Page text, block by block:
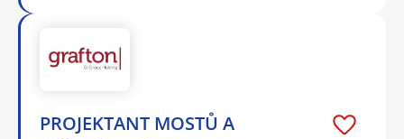
PROJEKTANT MOSTŮ A